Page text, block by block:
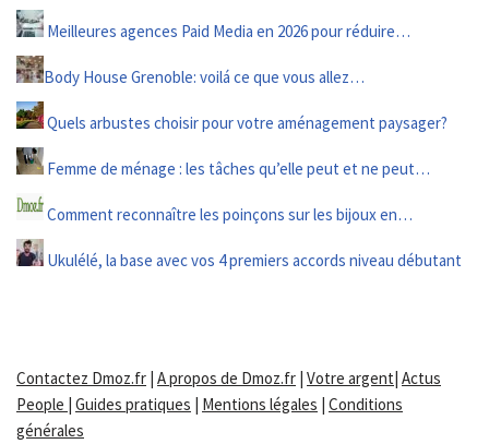
Meilleures agences Paid Media en 2026 pour réduire…
Body House Grenoble: voilá ce que vous allez…
Quels arbustes choisir pour votre aménagement paysager?
Femme de ménage : les tâches qu’elle peut et ne peut…
Comment reconnaître les poinçons sur les bijoux en…
Ukulélé, la base avec vos 4 premiers accords niveau débutant
Contactez Dmoz.fr | A propos de Dmoz.fr | Votre argent| Actus
People | Guides pratiques | Mentions légales | Conditions
générales